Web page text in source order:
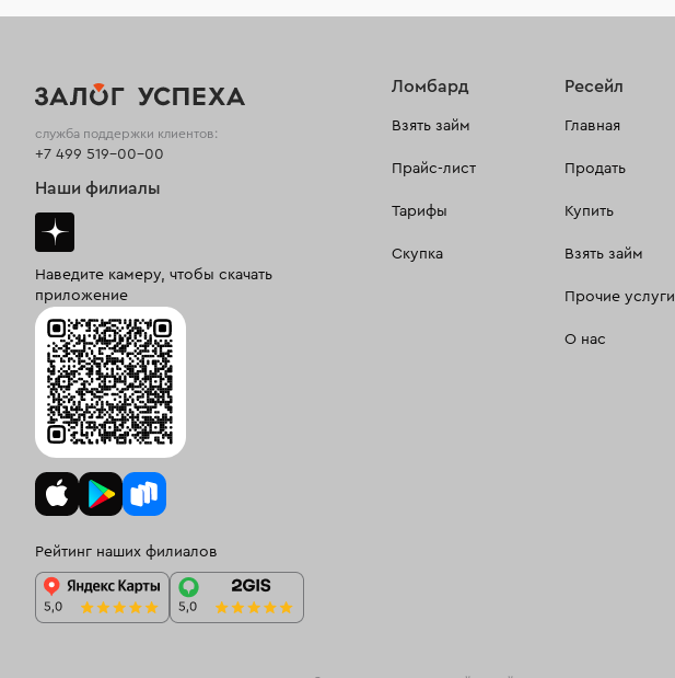
Ломбард
Взять займ
Прайс-лист
Тарифы
Скупка
Ресейл
Главная
Продать
Купить
Взять займ
Прочие услуги
О нас
служба поддержки клиентов:
+7 499 519-00-00
Наши филиалы
Наведите камеру, чтобы скачать
приложение
Рейтинг наших филиалов